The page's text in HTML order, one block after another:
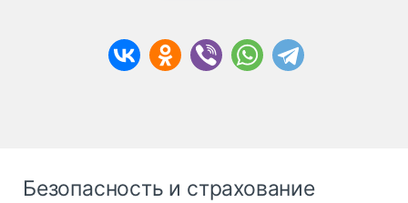
Безопасность и страхование